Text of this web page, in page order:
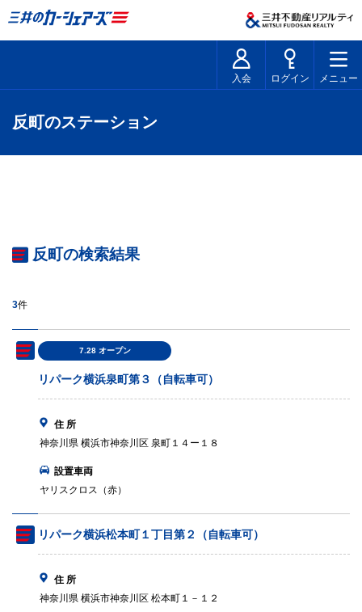
入会 ログイン メニュー
反町のステーション
反町の検索結果
3件
7.28 オープン
リパーク横浜泉町第３（自転車可）
住 所
神奈川県 横浜市神奈川区 泉町１４ー１８
設置車両
ヤリスクロス（赤）
リパーク横浜松本町１丁目第２（自転車可）
住 所
神奈川県 横浜市神奈川区 松本町１－１２